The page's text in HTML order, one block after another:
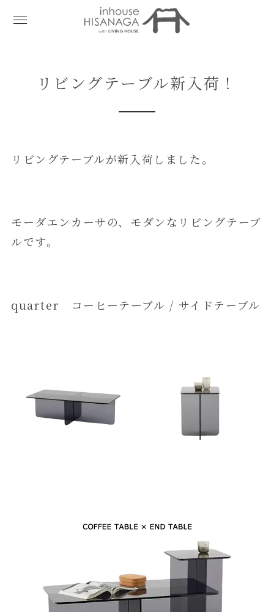
リビングテーブル新入荷！
リビングテーブルが新入荷しました。
モーダエンカーサの、モダンなリビングテーブ
ルです。
quarter コーヒーテーブル / サイドテーブル